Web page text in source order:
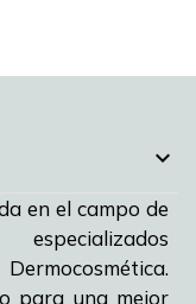

en el campo de
para una mejor